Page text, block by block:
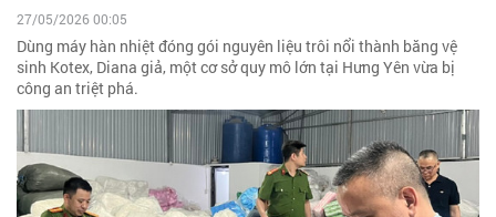
27/05/2026 00:05
Dùng máy hàn nhiệt đóng gói nguyên liệu trôi nổi thành băng vệ
sinh Kotex, Diana giả, một cơ sở quy mô lớn tại Hưng Yên vừa bị
công an triệt phá.